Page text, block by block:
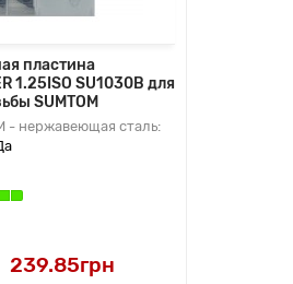
пластина
1.25ISO SU1030B для
SUMTOM
- нержавеющая сталь:
239.85грн